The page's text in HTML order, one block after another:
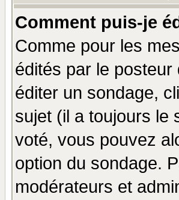
Comment puis-je
Comme pour les
édités par le
éditer un sondage,
sujet (il a toujours le
voté, vous pouvez
option du sondage.
modérateurs et